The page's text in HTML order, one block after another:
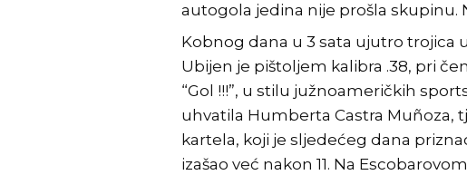
autogola jedina nije prošla skupinu.
Kobnog dana u 3 sata ujutro trojica
Ubijen je pištoljem kalibra .38, pri
“Gol !!!”, u stilu južnoameričkih
uhvatila Humberta Castra Muñoza,
kartela, koji je sljedećeg dana
izašao već nakon 11. Na